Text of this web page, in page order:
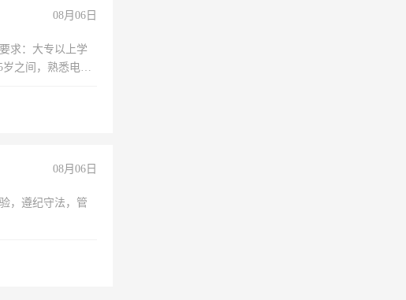
08月06日
求：大专以上学
岁之间，熟悉电脑
交纳五险，
08月06日
，遵纪守法，管